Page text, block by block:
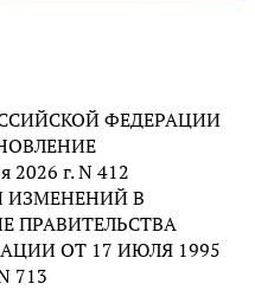
ФЕДЕРАЦИИ
2026 г. N 412
ИЗМЕНЕНИЙ В
ПРАВИТЕЛЬСТВА
ОТ 17 ИЮЛЯ 1995
713